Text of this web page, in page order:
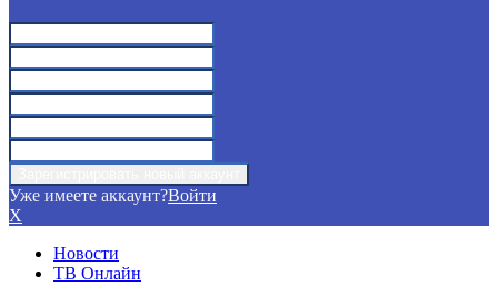
Уже имеете аккаунт?Войти
X
Новости
ТВ Онлайн